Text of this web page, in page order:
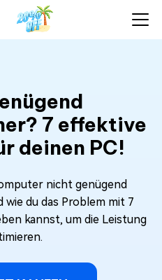
7 effektive
deinen PC!
nicht genügend
du das Problem mit 7
kannst, um die Leistung